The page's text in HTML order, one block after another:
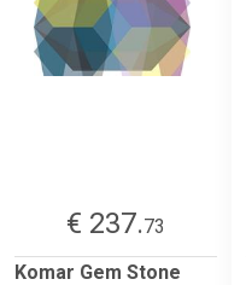
€ 237.73
Komar Gem Stone